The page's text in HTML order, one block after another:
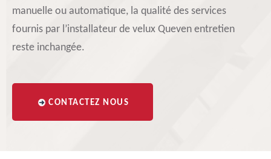
manuelle ou automatique, la qualité des services
fournis par l’installateur de velux Queven entretien
reste inchangée.
CONTACTEZ NOUS